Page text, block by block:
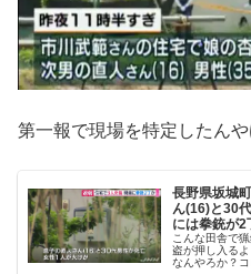
第一報で現場を特定したん
長野県坂城
ん(16)と30
には拳銃が2
こんな田舎で
盗が押し入る
なんやろか？